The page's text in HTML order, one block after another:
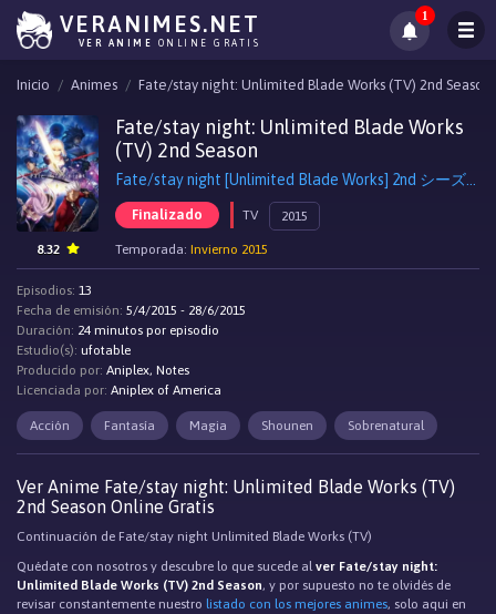
VERANIMES.NET
VER ANIME ONLINE GRATIS
1
Inicio Animes Fate/stay night: Unlimited Blade Works (TV) 2nd Season
Fate/stay night: Unlimited Blade Works
(TV) 2nd Season
Finalizado TV 2015
Temporada: Invierno 2015
8.32
Episodios: 13
Fecha de emisión: 5/4/2015 - 28/6/2015
Duración: 24 minutos por episodio
Estudio(s): ufotable
Producido por: Aniplex, Notes
Licenciada por: Aniplex of America
Acción Fantasía Magia Shounen Sobrenatural
Ver Anime Fate/stay night: Unlimited Blade Works (TV)
2nd Season Online Gratis
Continuación de Fate/stay night Unlimited Blade Works (TV)
Quédate con nosotros y descubre lo que sucede alver Fate/stay night:
Unlimited Blade Works (TV) 2nd Season, y por supuesto no te olvidés de
revisar constantemente nuestro listado con los mejores animes, solo aqui en